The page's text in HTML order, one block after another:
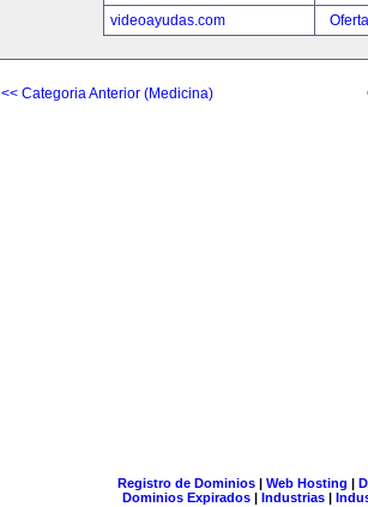
videoayudas.com
<< Categoria Anterior (Medicina)
Registro de Dominios| Web Hosting |
Dominios Expirados | Industrias |